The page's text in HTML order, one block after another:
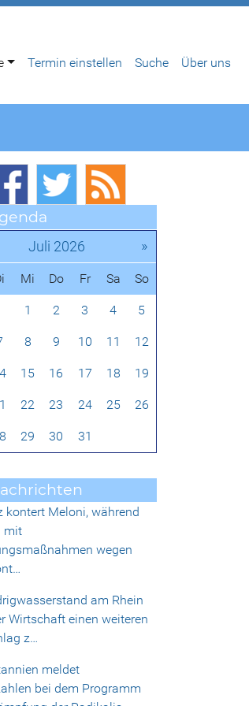
Termin einstellen Suche Über uns
Juli 2026 »
Mi Do Fr Sa So
1 2 3 4 5
8 9 10 11 12
15 16 17 18 19
22 23 24 25 26
29 30 31
kontert Meloni, während
mit
wegen
am Rhein
Wirtschaft einen weiteren
z…
meldet
bei dem Programm